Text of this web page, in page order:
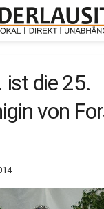
ist die 25.
von